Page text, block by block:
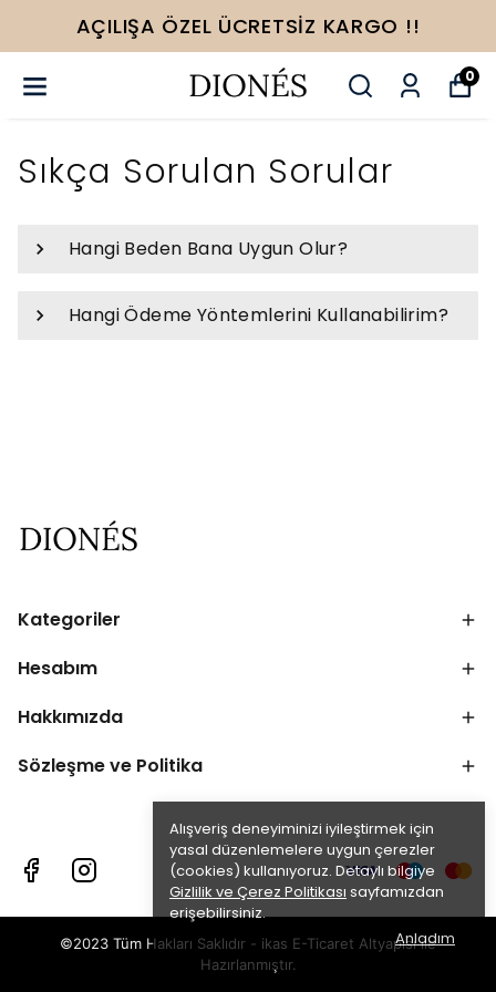
AÇILIŞA ÖZEL ÜCRETSİZ KARGO !!
0
Alışveriş deneyiminizi iyileştirmek için
yasal düzenlemelere uygun çerezler
(cookies) kullanıyoruz. Detaylı bilgiye
Gizlilik ve Çerez Politikası sayfamızdan
erişebilirsiniz.
Anladım
Sıkça Sorulan Sorular
Hangi Beden Bana Uygun Olur?
Hangi Ödeme Yöntemlerini Kullanabilirim?
Kategoriler
Hesabım
Hakkımızda
Sözleşme ve Politika
©2023 Tüm Hakları Saklıdır - ikas E-Ticaret Altyapısı ile
Hazırlanmıştır.